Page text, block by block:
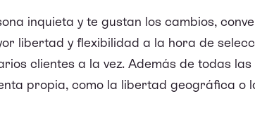
inquieta y te gustan los cambios,
libertad y flexibilidad a la hora de
clientes a la vez. Además de todas
propia, como la libertad geográfica o